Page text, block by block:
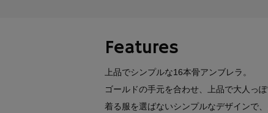
Features
上品でシンプルな16本骨アンブレラ。
ゴールドの手元を合わせ、上品で大人っ
着る服を選ばないシンプルなデザインで